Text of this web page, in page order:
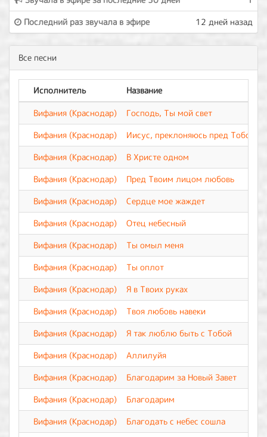
Последний раз звучала в эфире
12 дней назад
Все песни
Исполнитель
Название
Вифания (Краснодар)
Господь, Ты мой свет
Вифания (Краснодар)
Иисус, преклоняюсь пред Тобой
Вифания (Краснодар)
В Христе одном
Вифания (Краснодар)
Пред Твоим лицом любовь
Вифания (Краснодар)
Сердце мое жаждет
Вифания (Краснодар)
Отец небесный
Вифания (Краснодар)
Ты омыл меня
Вифания (Краснодар)
Ты оплот
Вифания (Краснодар)
Я в Твоих руках
Вифания (Краснодар)
Твоя любовь навеки
Вифания (Краснодар)
Я так люблю быть с Тобой
Вифания (Краснодар)
Аллилуйя
Вифания (Краснодар)
Благодарим за Новый Завет
Вифания (Краснодар)
Благодарим
Вифания (Краснодар)
Благодать с небес сошла